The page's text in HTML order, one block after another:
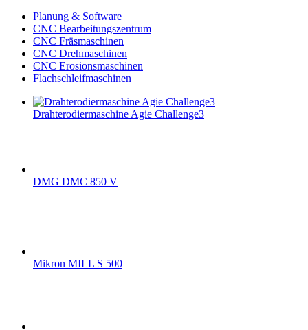
Planung & Software
CNC Bearbeitungszentrum
CNC Fräsmaschinen
CNC Drehmaschinen
CNC Erosionsmaschinen
Flachschleifmaschinen
Drahterodiermaschine Agie Challenge3
DMG DMC 850 V
Mikron MILL S 500